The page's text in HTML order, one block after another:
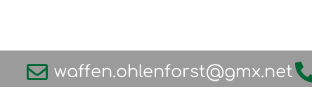
waffen.ohlenforst@gmx.net